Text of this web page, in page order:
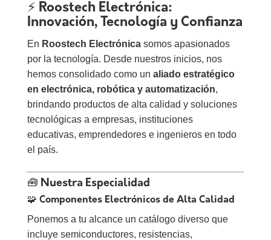
⚡ Roostech Electrónica:
Innovación, Tecnología y Confianza
En Roostech Electrónicasomos apasionados
por la tecnología. Desde nuestros inicios, nos
hemos consolidado como un aliado estratégico
en electrónica, robótica y automatización,
brindando productos de alta calidad y soluciones
tecnológicas a empresas, instituciones
educativas, emprendedores e ingenieros en todo
el país.
🧰 Nuestra Especialidad
🧩 Componentes Electrónicos de Alta Calidad
Ponemos a tu alcance un catálogo diverso que
incluye semiconductores, resistencias,